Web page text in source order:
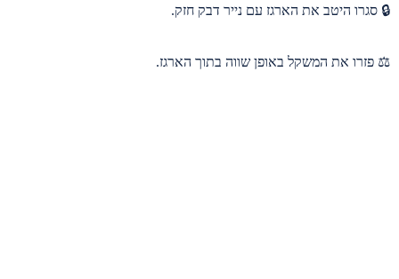
🔒 סגרו היטב את הארגז עם נייר דבק חזק.
⚖️ פזרו את המשקל באופן שווה בתוך הארגז.